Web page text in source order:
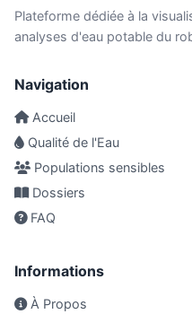
Plateforme dédiée à la
analyses d'eau potable du
Navigation
Accueil
Qualité de l'Eau
Populations sensibles
Dossiers
FAQ
Informations
À Propos